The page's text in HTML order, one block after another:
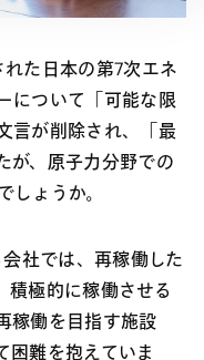
た日本の第7次エネ
について「可能な限
言が削除され、「最
が、原子力分野での
しょうか。
社では、再稼働した
積極的に稼働させる
稼働を目指す施設
困難を抱えていま